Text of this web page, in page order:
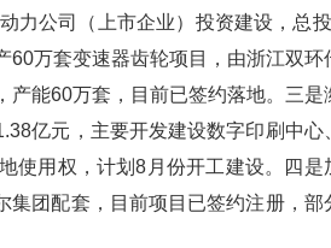
公司（上市企业）投资建设，总
万套变速器齿轮项目，由浙江双环
产能60万套，目前已签约落地。三是
亿元，主要开发建设数字印刷中心
使用权，计划8月份开工建设。四是
集团配套，目前项目已签约注册，部